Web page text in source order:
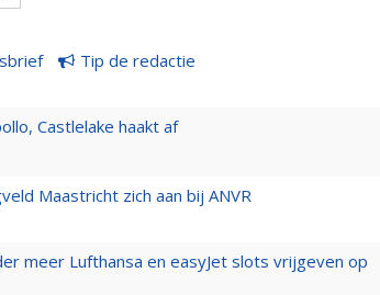
Tip de redactie
Castlelake haakt af
Maastricht zich aan bij ANVR
meer Lufthansa en easyJet slots vrijgeven op